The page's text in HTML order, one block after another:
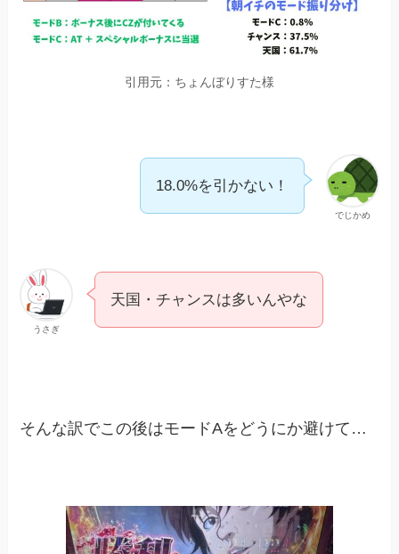
引用元：ちょんぼりすた様
でじかめ
18.0%を引かない！
うさぎ
天国・チャンスは多いんやな
そんな訳でこの後はモードAをどうにか避けて…